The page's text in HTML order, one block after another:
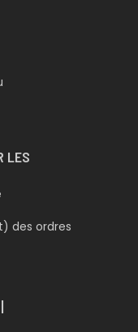
LES
des ordres